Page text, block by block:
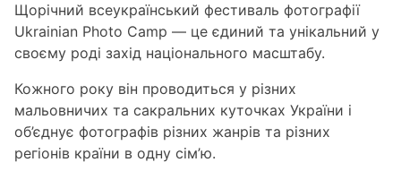
Щорічний всеукраїнський фестиваль фотографії
Ukrainian Photo Camp — це єдиний та унікальний у
своєму роді захід національного масштабу.
Кожного року він проводиться у різних
мальовничих та сакральних куточках України і
об’єднує фотографів різних жанрів та різних
регіонів країни в одну сім’ю.